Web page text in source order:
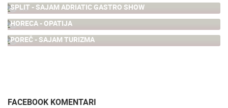
516
SPLIT - SAJAM ADRIATIC GASTRO SHOW
0
HORECA - OPATIJA
0
POREČ - SAJAM TURIZMA
FACEBOOK KOMENTARI